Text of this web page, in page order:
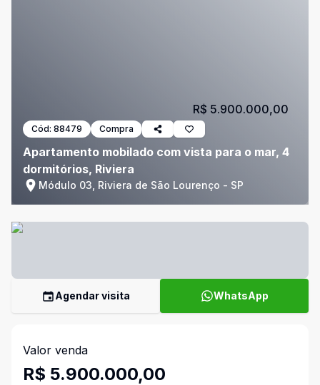
Cód: 88479 Compra
Apartamento mobilado com vista para o mar, 4
dormitórios, Riviera
Módulo 03, Riviera de São Lourenço - SP
R$ 5.900.000,00
Agendar visita WhatsApp
Valor venda
R$ 5.900.000,00